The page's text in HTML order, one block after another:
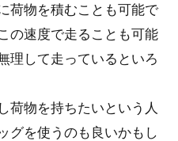
荷物を積むことも可能で
の速度で走ることも可能
理して走っているといろ
荷物を持ちたいという人
グを使うのも良いかもし